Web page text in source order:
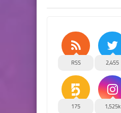
2,455
RSS
1,525k
175